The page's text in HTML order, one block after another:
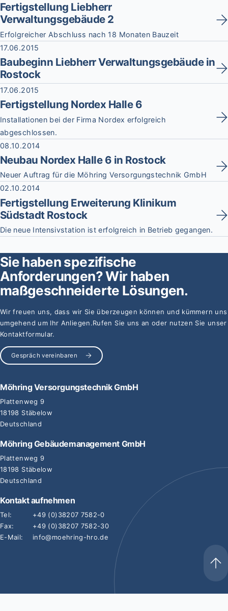
Fertigstellung Liebherr
Verwaltungsgebäude 2
Erfolgreicher Abschluss nach 18 Monaten Bauzeit
17.06.2015
Baubeginn Liebherr Verwaltungsgebäude in
Rostock
17.06.2015
Fertigstellung Nordex Halle 6
Installationen bei der Firma Nordex erfolgreich
abgeschlossen.
08.10.2014
Neubau Nordex Halle 6 in Rostock
Neuer Auftrag für die Möhring Versorgungstechnik GmbH
02.10.2014
Fertigstellung Erweiterung Klinikum
Südstadt Rostock
Die neue Intensivstation ist erfolgreich in Betrieb gegangen.
Sie haben spezifische
Anforderungen?Wir haben
maßgeschneiderte Lösungen.
Wir freuen uns, dass wir Sie überzeugen können und kümmern uns
umgehend um Ihr Anliegen.Rufen Sie uns an oder nutzen Sie unser
Kontaktformular.
Gespräch vereinbaren
Möhring Versorgungstechnik GmbH
Plattenweg 9
18198 Stäbelow
Deutschland
Möhring Gebäudemanagement GmbH
Plattenweg 9
18198 Stäbelow
Deutschland
Kontakt aufnehmen
Tel:
+49 (0)38207 7582-0
Fax:
+49 (0)38207 7582-30
E-Mail:
info@moehring-hro.de